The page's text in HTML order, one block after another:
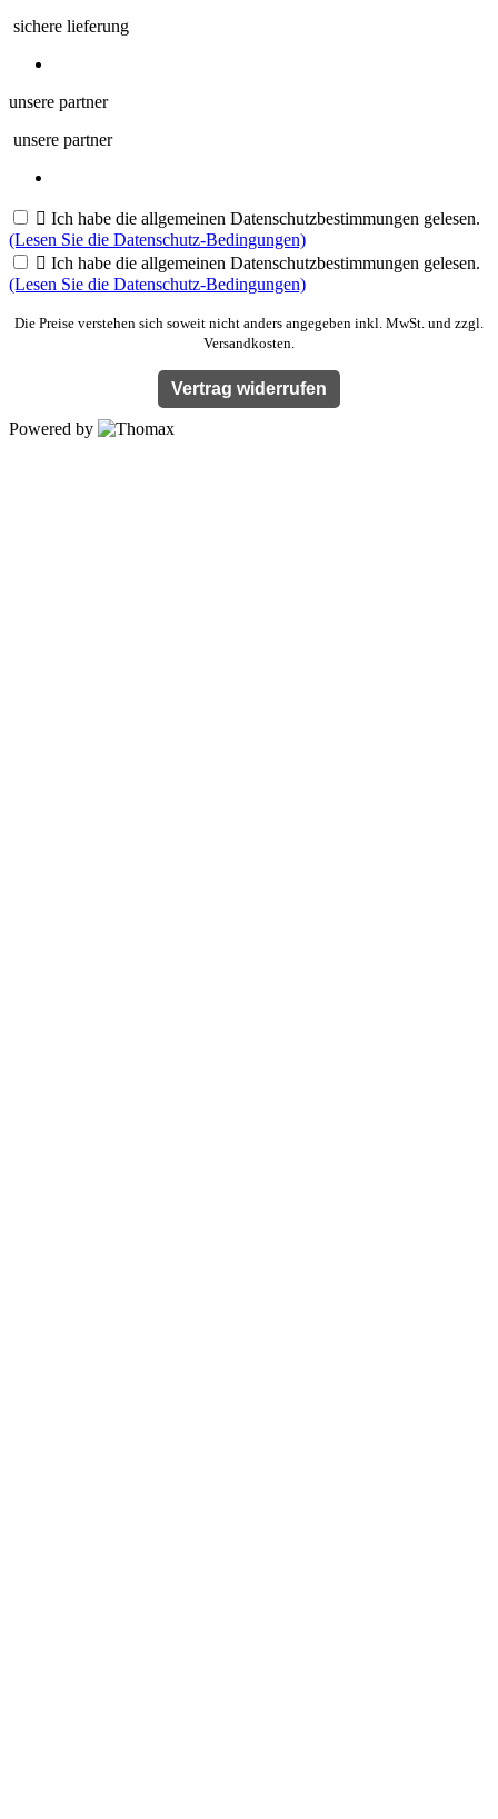
sichere lieferung
unsere partner
unsere partner
 Ich habe die allgemeinen Datenschutzbestimmungen gelesen.
(Lesen Sie die Datenschutz-Bedingungen)
 Ich habe die allgemeinen Datenschutzbestimmungen gelesen.
(Lesen Sie die Datenschutz-Bedingungen)
Die Preise verstehen sich soweit nicht anders angegeben inkl. MwSt. und zzgl.
Versandkosten.
Vertrag widerrufen
Powered by